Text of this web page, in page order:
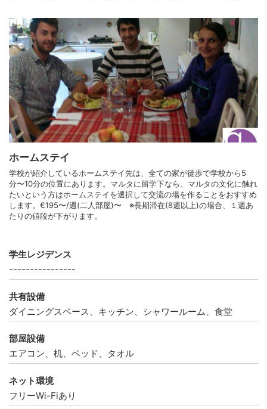
ホームステイ
学校が紹介しているホームステイ先は、全ての家が徒歩で学校から5
分〜10分の位置にあります。マルタに留学下なら、マルタの文化に触れ
たいという方はホームステイを選択して交流の場を作ることをおすすめ
します。€195〜/週(二人部屋)〜 ※長期滞在(8週以上)の場合、１週あ
たりの値段が下がります。
学生レジデンス
----------------
共有設備
ダイニングスペース、キッチン、シャワールーム、食堂
部屋設備
エアコン、机、ベッド、タオル
ネット環境
フリーWi-Fiあり